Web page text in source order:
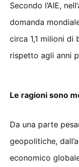
Secondo l’AIE,
domanda
circa 1,1 milioni di
rispetto agli anni
Le ragioni sono
Da una parte
geopolitiche,
economico